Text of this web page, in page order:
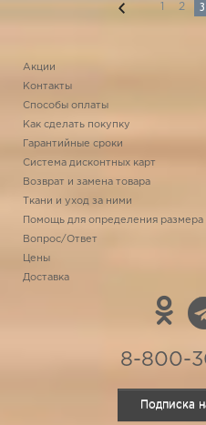
1 2 3
Акции
Контакты
Способы оплаты
Как сделать покупку
Гарантийные сроки
Система дисконтных карт
Возврат и замена товара
Ткани и уход за ними
Помощь для определения размера
Вопрос/Ответ
Цены
Доставка
8-800-
Подписка